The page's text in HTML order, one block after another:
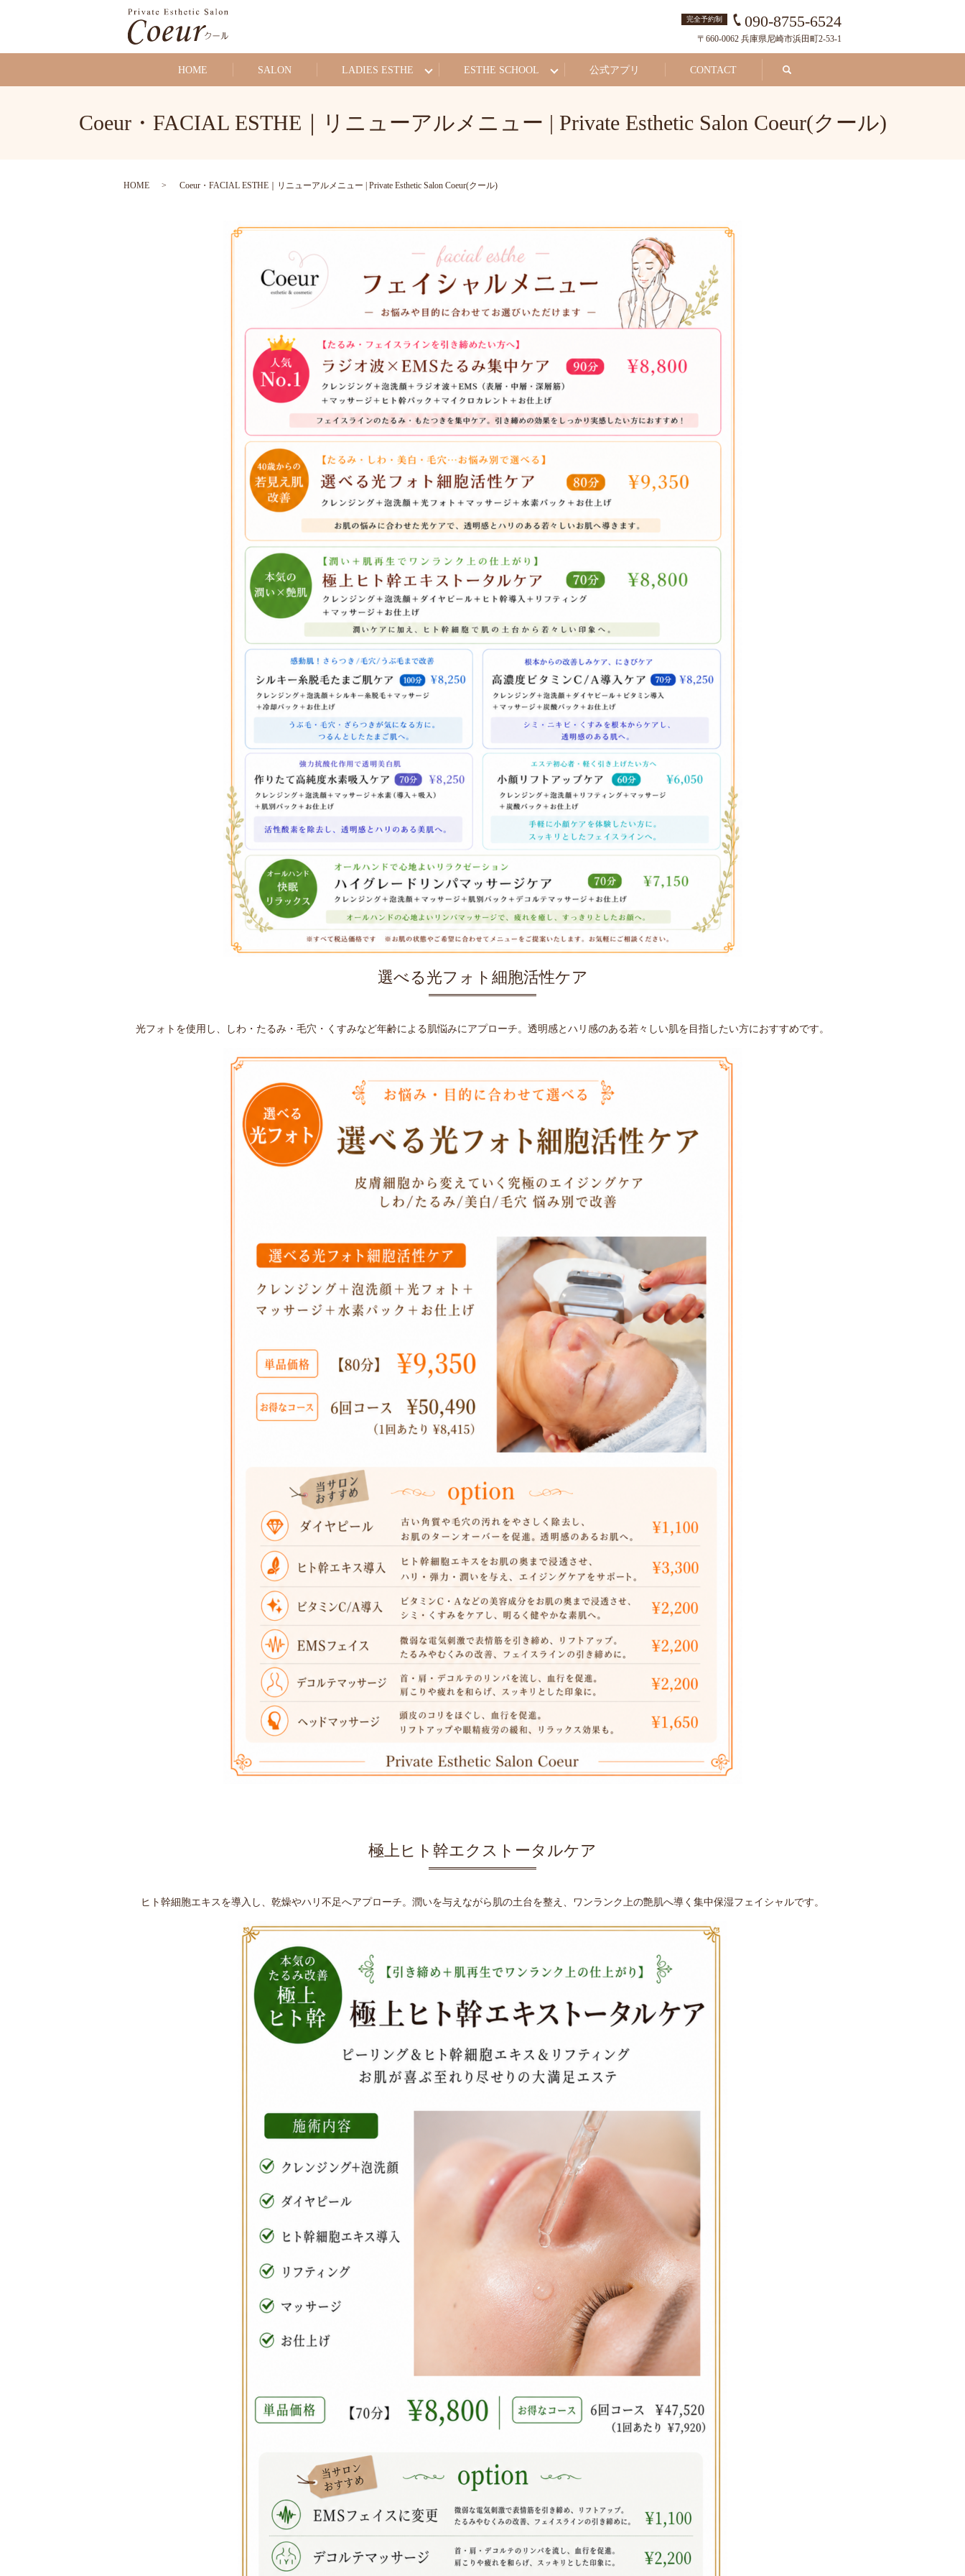
HOME SALON LADIES ESTHE ESTHE SCHOOL 公式アプリ CONTACT search
完全予約制 090-8755-6524
〒660-0062 兵庫県尼崎市浜田町2-53-1
Coeur・FACIAL ESTHE｜リニューアルメニュー | Private Esthetic Salon Coeur(クール)
HOME Coeur・FACIAL ESTHE｜リニューアルメニュー | Private Esthetic Salon Coeur(クール)
選べる光フォト細胞活性ケア
光フォトを使用し、しわ・たるみ・毛穴・くすみなど年齢による肌悩みにアプローチ。透明感とハリ感のある若々しい肌を目指したい方におすすめです。
極上ヒト幹エクストータルケア
ヒト幹細胞エキスを導入し、乾燥やハリ不足へアプローチ。潤いを与えながら肌の土台を整え、ワンランク上の艶肌へ導く集中保湿フェイシャルです。